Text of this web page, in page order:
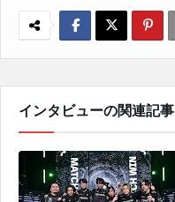
インタビューの関連記事